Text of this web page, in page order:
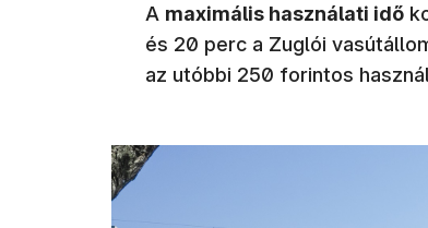
A maximális használati idő
és 20 perc a Zuglói
az utóbbi 250 forintos